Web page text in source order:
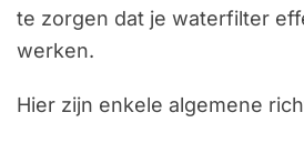
te zorgen dat je waterfilter
werken.
Hier zijn enkele algemene